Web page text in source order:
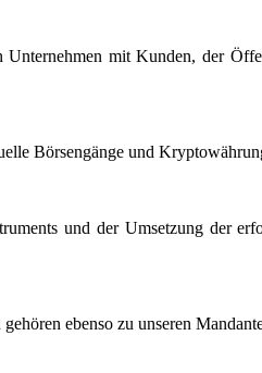
mit Kunden, der
Börsengänge und
und der Umsetzung der
ebenso zu unseren